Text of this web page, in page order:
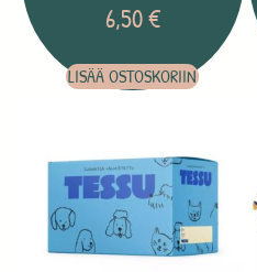
6,50€
LISÄÄ OSTOSKORIIN